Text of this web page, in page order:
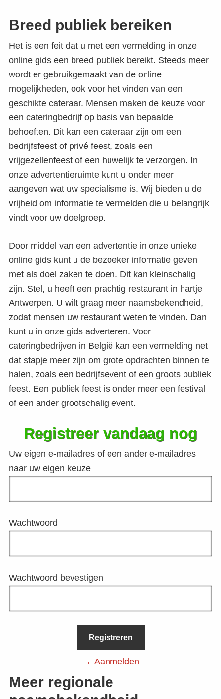
Breed publiek bereiken
Het is een feit dat u met een vermelding in onze
online gids een breed publiek bereikt. Steeds meer
wordt er gebruikgemaakt van de online
mogelijkheden, ook voor het vinden van een
geschikte cateraar. Mensen maken de keuze voor
een cateringbedrijf op basis van bepaalde
behoeften. Dit kan een cateraar zijn om een
bedrijfsfeest of privé feest, zoals een
vrijgezellenfeest of een huwelijk te verzorgen. In
onze advertentieruimte kunt u onder meer
aangeven wat uw specialisme is. Wij bieden u de
vrijheid om informatie te vermelden die u belangrijk
vindt voor uw doelgroep.
Door middel van een advertentie in onze unieke
online gids kunt u de bezoeker informatie geven
met als doel zaken te doen. Dit kan kleinschalig
zijn. Stel, u heeft een prachtig restaurant in hartje
Antwerpen. U wilt graag meer naamsbekendheid,
zodat mensen uw restaurant weten te vinden. Dan
kunt u in onze gids adverteren. Voor
cateringbedrijven in België kan een vermelding net
dat stapje meer zijn om grote opdrachten binnen te
halen, zoals een bedrijfsevent of een groots publiek
feest. Een publiek feest is onder meer een festival
of een ander grootschalig event.
Registreer vandaag nog
Uw eigen e-mailadres of een ander e-mailadres
naar uw eigen keuze
Wachtwoord
Wachtwoord bevestigen
Aanmelden
Meer regionale